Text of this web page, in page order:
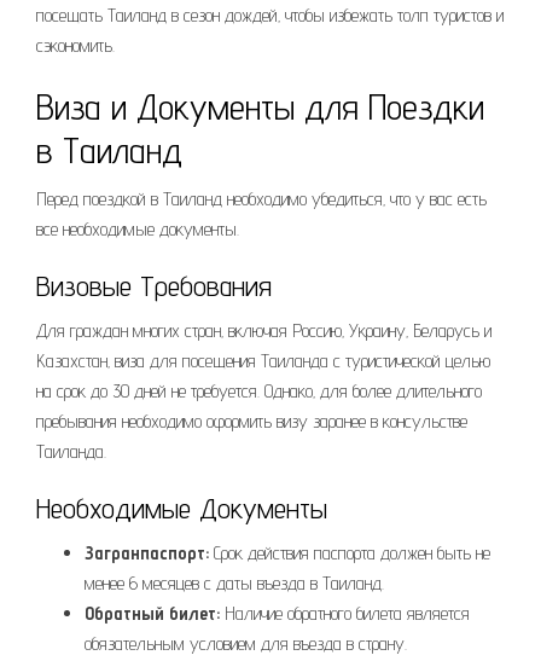
посещать Таиланд в сезон дождей‚ чтобы избежать толп туристов и
сэкономить.
Виза и Документы для Поездки
в Таиланд
Перед поездкой в Таиланд необходимо убедиться‚ что у вас есть
все необходимые документы.
Визовые Требования
Для граждан многих стран‚ включая Россию‚ Украину‚ Беларусь и
Казахстан‚ виза для посещения Таиланда с туристической целью
на срок до 30 дней не требуется. Однако‚ для более длительного
пребывания необходимо оформить визу заранее в консульстве
Таиланда.
Необходимые Документы
Загранпаспорт: Срок действия паспорта должен быть не
менее 6 месяцев с даты въезда в Таиланд.
Обратный билет: Наличие обратного билета является
обязательным условием для въезда в страну.